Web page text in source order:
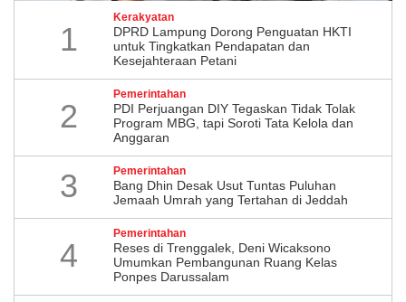
1
Kerakyatan
DPRD Lampung Dorong Penguatan HKTI
untuk Tingkatkan Pendapatan dan
Kesejahteraan Petani
2
Pemerintahan
PDI Perjuangan DIY Tegaskan Tidak Tolak
Program MBG, tapi Soroti Tata Kelola dan
Anggaran
3 Pemerintahan
Bang Dhin Desak Usut Tuntas Puluhan
Jemaah Umrah yang Tertahan di Jeddah
4
Pemerintahan
​Reses di Trenggalek, Deni Wicaksono
Umumkan Pembangunan Ruang Kelas
Ponpes Darussalam